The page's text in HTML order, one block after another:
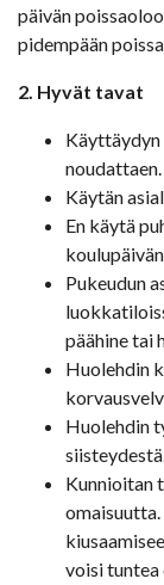
päivän
pidempään
2. Hyvät tavat
Käyttäydyn
noudattaen.
Käytän
En käytä
Pukeudun
päähine tai
Huolehdin
Huolehdin
Kunnioitan
omaisuutta.
voisi tuntea